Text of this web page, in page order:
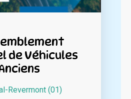
de Véhicules
Revermont (01)